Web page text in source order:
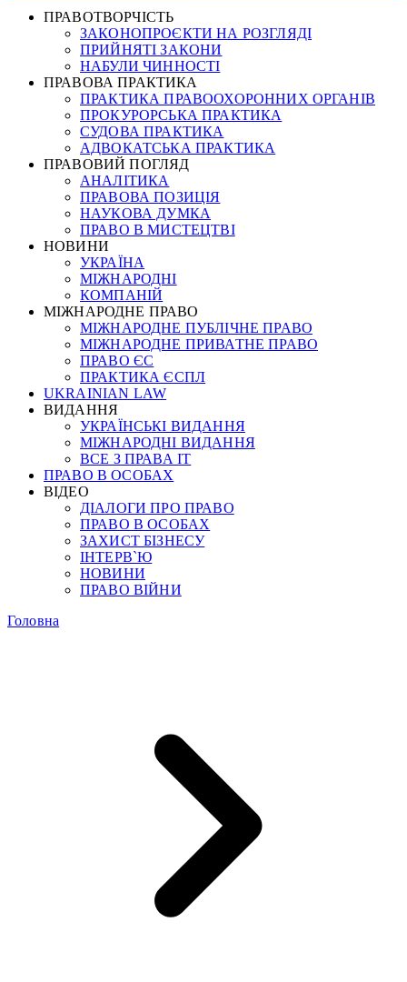
ПРАВОТВОРЧІСТЬ
ЗАКОНОПРОЄКТИ НА РОЗГЛЯДІ
ПРИЙНЯТІ ЗАКОНИ
НАБУЛИ ЧИННОСТІ
ПРАВОВА ПРАКТИКА
ПРАКТИКА ПРАВООХОРОННИХ ОРГАНІВ
ПРОКУРОРСЬКА ПРАКТИКА
СУДОВА ПРАКТИКА
АДВОКАТСЬКА ПРАКТИКА
ПРАВОВИЙ ПОГЛЯД
АНАЛІТИКА
ПРАВОВА ПОЗИЦІЯ
НАУКОВА ДУМКА
ПРАВО В МИСТЕЦТВІ
НОВИНИ
УКРАЇНА
МІЖНАРОДНІ
КОМПАНІЙ
МІЖНАРОДНЕ ПРАВО
МІЖНАРОДНЕ ПУБЛІЧНЕ ПРАВО
МІЖНАРОДНЕ ПРИВАТНЕ ПРАВО
ПРАВО ЄС
ПРАКТИКА ЄСПЛ
UKRAINIAN LAW
ВИДАННЯ
УКРАЇНСЬКІ ВИДАННЯ
МІЖНАРОДНІ ВИДАННЯ
ВСЕ З ПРАВА ІТ
ПРАВО В ОСОБАХ
ВІДЕО
ДІАЛОГИ ПРО ПРАВО
ПРАВО В ОСОБАХ
ЗАХИСТ БІЗНЕСУ
ІНТЕРВ`Ю
НОВИНИ
ПРАВО ВІЙНИ
Головна